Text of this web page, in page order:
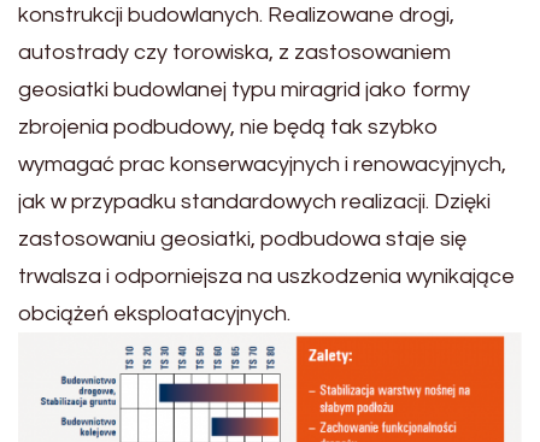
konstrukcji budowlanych. Realizowane drogi,
autostrady czy torowiska, z zastosowaniem
geosiatki budowlanej typu miragrid jako formy
zbrojenia podbudowy, nie będą tak szybko
wymagać prac konserwacyjnych i renowacyjnych,
jak w przypadku standardowych realizacji. Dzięki
zastosowaniu geosiatki, podbudowa staje się
trwalsza i odporniejsza na uszkodzenia wynikające
obciążeń eksploatacyjnych.